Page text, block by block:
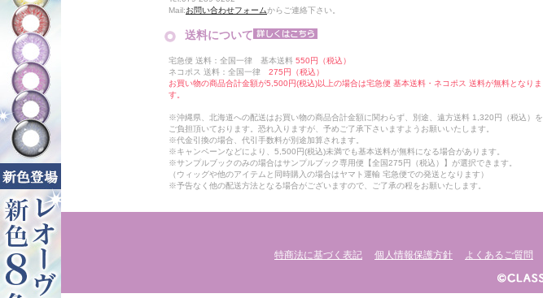
Mail:お問い合わせフォームからご連絡下さい。
送料について
宅急便 送料：全国一律 基本送料 550円（税込）
ネコポス 送料：全国一律 275円（税込）
お買い物の商品合計金額が5,500円(税込)以上の場合は宅急便 基本送料・ネコポス 送料が無料となりま
す。
※沖縄県、北海道への配送はお買い物の商品合計金額に関わらず、別途、遠方送料 1,320円（税込）を
ご負担頂いております。恐れ入りますが、予めご了承下さいますようお願いいたします。
※代金引換の場合、代引手数料が別途加算されます。
※キャンペーンなどにより、5,500円(税込)未満でも基本送料が無料になる場合があります。
※サンプルブックのみの場合はサンプルブック専用便【全国275円（税込）】が選択できます。
（ウィッグや他のアイテムと同時購入の場合はヤマト運輸 宅急便での発送となります）
※予告なく他の配送方法となる場合がございますので、ご了承の程をお願いたします。
特商法に基づく表記 個人情報保護方針 よくあるご質問